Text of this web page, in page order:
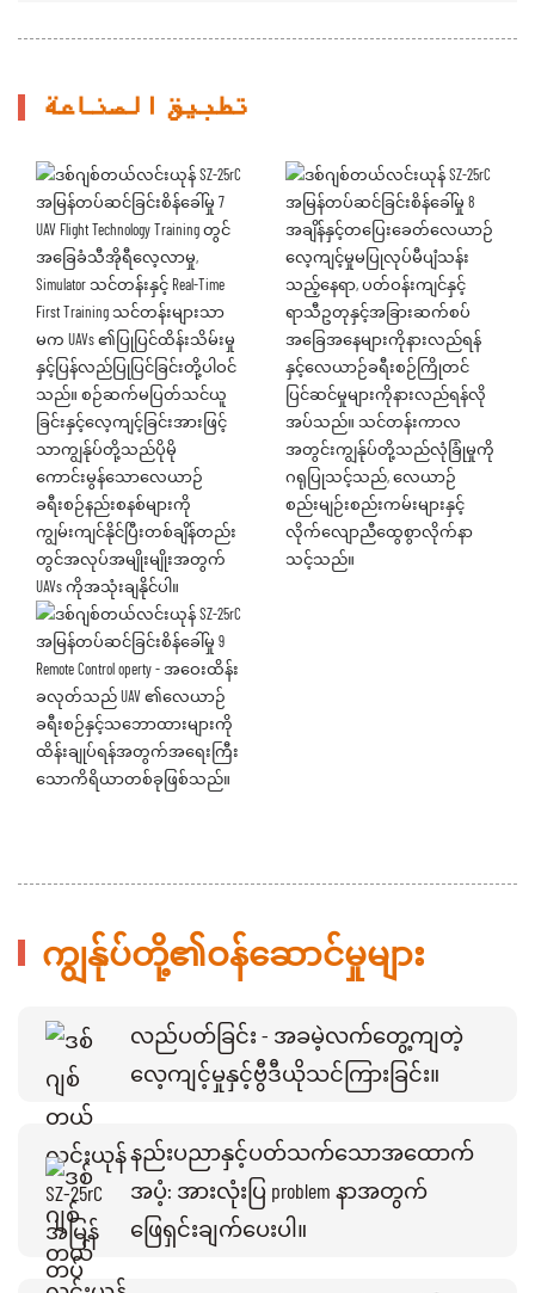
تطبيق الصناعة
UAV Flight Technology Training တွင်
အခြေခံသီအိုရီလေ့လာမှု,
Simulator သင်တန်းနှင့် Real-Time
First Training သင်တန်းများသာ
မက UAVs ၏ပြုပြင်ထိန်းသိမ်းမှု
နှင့်ပြန်လည်ပြုပြင်ခြင်းတို့ပါဝင်
သည်။ စဉ်ဆက်မပြတ်သင်ယူ
ခြင်းနှင့်လေ့ကျင့်ခြင်းအားဖြင့်
သာကျွန်ုပ်တို့သည်ပိုမို
ကောင်းမွန်သောလေယာဉ်
ခရီးစဉ်နည်းစနစ်များကို
ကျွမ်းကျင်နိုင်ပြီးတစ်ချိန်တည်း
တွင်အလုပ်အမျိုးမျိုးအတွက်
UAVs ကိုအသုံးချနိုင်ပါ။
အချိန်နှင့်တပြေးခေတ်လေယာဉ်
လေ့ကျင့်မှုမပြုလုပ်မီပျံသန်း
သည့်နေရာ, ပတ်ဝန်းကျင်နှင့်
ရာသီဥတုနှင့်အခြားဆက်စပ်
အခြေအနေများကိုနားလည်ရန်
နှင့်လေယာဉ်ခရီးစဉ်ကြိုတင်
ပြင်ဆင်မှုများကိုနားလည်ရန်လို
အပ်သည်။ သင်တန်းကာလ
အတွင်းကျွန်ုပ်တို့သည်လုံခြုံမှုကို
ဂရုပြုသင့်သည်, လေယာဉ်
စည်းမျဉ်းစည်းကမ်းများနှင့်
လိုက်လျောညီထွေစွာလိုက်နာ
သင့်သည်။
Remote Control operty - အဝေးထိန်း
ခလုတ်သည် UAV ၏လေယာဉ်
ခရီးစဉ်နှင့်သဘောထားများကို
ထိန်းချုပ်ရန်အတွက်အရေးကြီး
သောကိရိယာတစ်ခုဖြစ်သည်။
ကျွန်ုပ်တို့၏ဝန်ဆောင်မှုများ
လည်ပတ်ခြင်း - အခမဲ့လက်တွေ့ကျတဲ့
လေ့ကျင့်မှုနှင့်ဗွီဒီယိုသင်ကြားခြင်း။
နည်းပညာနှင့်ပတ်သက်သောအထောက်
အပံ့: အားလုံးပြ problem နာအတွက်
ဖြေရှင်းချက်ပေးပါ။